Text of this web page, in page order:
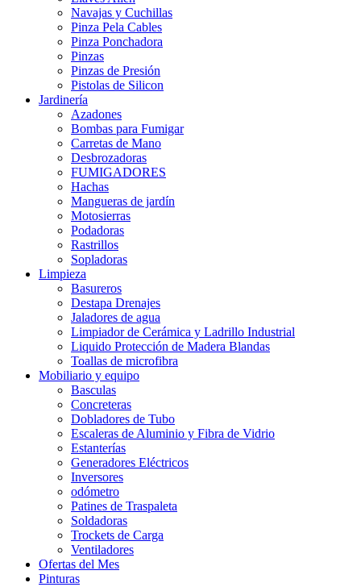
Navajas y Cuchillas
Pinza Pela Cables
Pinza Ponchadora
Pinzas
Pinzas de Presión
Pistolas de Silicon
Jardinería
Azadones
Bombas para Fumigar
Carretas de Mano
Desbrozadoras
FUMIGADORES
Hachas
Mangueras de jardín
Motosierras
Podadoras
Rastrillos
Sopladoras
Limpieza
Basureros
Destapa Drenajes
Jaladores de agua
Limpiador de Cerámica y Ladrillo Industrial
Liquido Protección de Madera Blandas
Toallas de microfibra
Mobiliario y equipo
Basculas
Concreteras
Dobladores de Tubo
Escaleras de Aluminio y Fibra de Vidrio
Estanterías
Generadores Eléctricos
Inversores
odómetro
Patines de Traspaleta
Soldadoras
Trockets de Carga
Ventiladores
Ofertas del Mes
Pinturas